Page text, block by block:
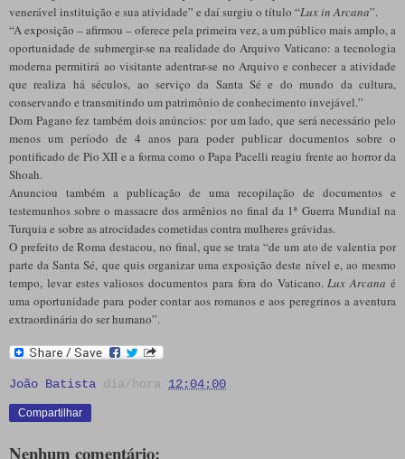
venerável instituição e sua atividade” e daí surgiu o título “Lux in Arcana”.
“A exposição – afirmou – oferece pela primeira vez, a um público mais amplo, a
oportunidade de submergir-se na realidade do Arquivo Vaticano: a tecnologia
moderna permitirá ao visitante adentrar-se no Arquivo e conhecer a atividade
que realiza há séculos, ao serviço da Santa Sé e do mundo da cultura,
conservando e transmitindo um patrimônio de conhecimento invejável.”
Dom Pagano fez também dois anúncios: por um lado, que será necessário pelo
menos um período de 4 anos para poder publicar documentos sobre o
pontificado de Pio XII e a forma como o Papa Pacelli reagiu frente ao horror da
Shoah.
Anunciou também a publicação de uma recopilação de documentos e
testemunhos sobre o massacre dos armênios no final da 1ª Guerra Mundial na
Turquia e sobre as atrocidades cometidas contra mulheres grávidas.
O prefeito de Roma destacou, no final, que se trata “de um ato de valentia por
parte da Santa Sé, que quis organizar uma exposição deste nível e, ao mesmo
tempo, levar estes valiosos documentos para fora do Vaticano.Lux Arcana é
uma oportunidade para poder contar aos romanos e aos peregrinos a aventura
extraordinária do ser humano”.
João Batista dia/hora 12:04:00
Compartilhar
Nenhum comentário: